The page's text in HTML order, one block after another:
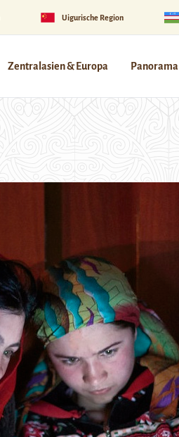
Uigurische Region
Zentralasien & Europa Panorama